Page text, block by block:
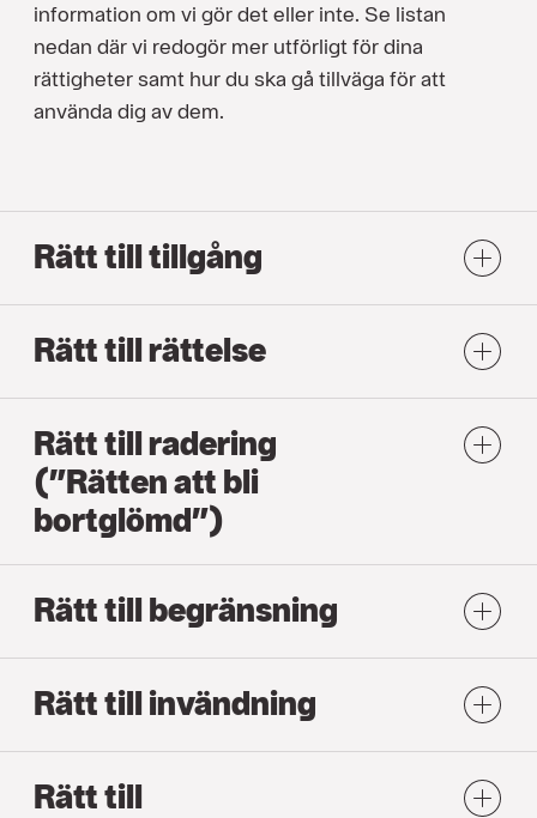
information om vi gör det eller inte. Se listan
nedan där vi redogör mer utförligt för dina
rättigheter samt hur du ska gå tillväga för att
använda dig av dem.
Rätt till tillgång
Rätt till rättelse
Rätt till radering
(”Rätten att bli
bortglömd”)
Rätt till begränsning
Rätt till invändning
Rätt till